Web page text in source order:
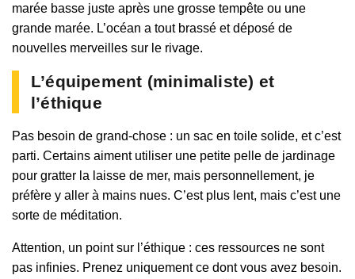
marée basse juste après une grosse tempête ou une
grande marée. L’océan a tout brassé et déposé de
nouvelles merveilles sur le rivage.
L’équipement (minimaliste) et
l’éthique
Pas besoin de grand-chose : un sac en toile solide, et c’est
parti. Certains aiment utiliser une petite pelle de jardinage
pour gratter la laisse de mer, mais personnellement, je
préfère y aller à mains nues. C’est plus lent, mais c’est une
sorte de méditation.
Attention, un point sur l’éthique : ces ressources ne sont
pas infinies. Prenez uniquement ce dont vous avez besoin.